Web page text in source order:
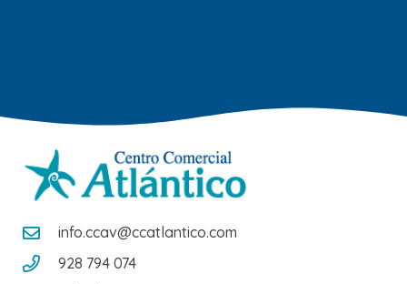
info.ccav@ccatlantico.com
928 794 074